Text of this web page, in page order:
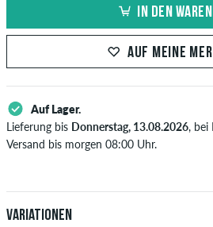
IN DEN
AUF MEINE
Auf Lager.
Lieferung bis Donnerstag, 13.08.2026, bei
Versand bis morgen 08:00 Uhr.
deiner Überweisung an dich versendet.
Zahlung .
Variationen